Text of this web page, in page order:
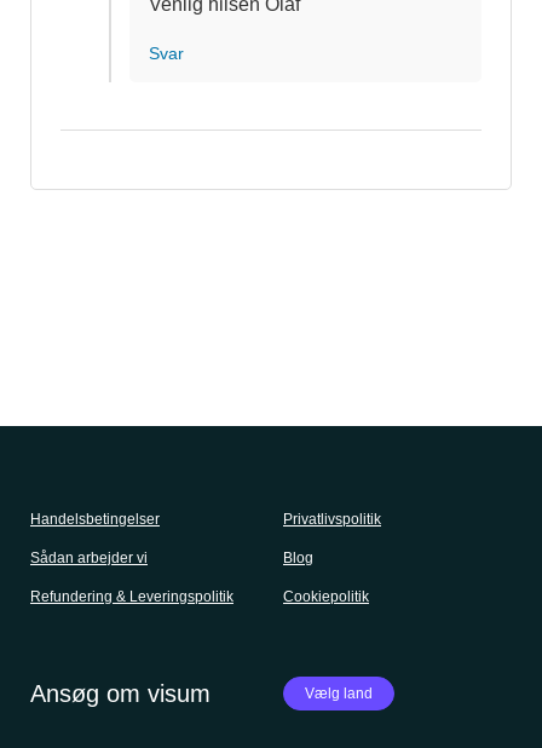
Venlig hilsen Olaf
Svar
Handelsbetingelser Privatlivspolitik
Sådan arbejder vi Blog
Refundering & Leveringspolitik Cookiepolitik
Ansøg om visum Vælg land